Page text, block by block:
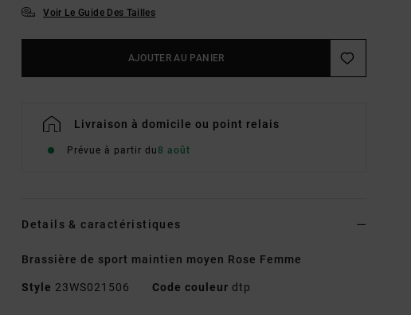
Voir Le Guide Des Tailles
AJOUTER AU PANIER
Livraison à domicile ou point relais
Prévue à partir du8 août
Details & caractéristiques
Brassière de sport maintien moyen Rose Femme
Style 23WS021506 Code couleur dtp